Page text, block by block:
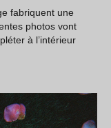
fabriquent une
photos vont
à l’intérieur